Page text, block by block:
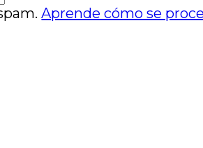
Aprende cómo se